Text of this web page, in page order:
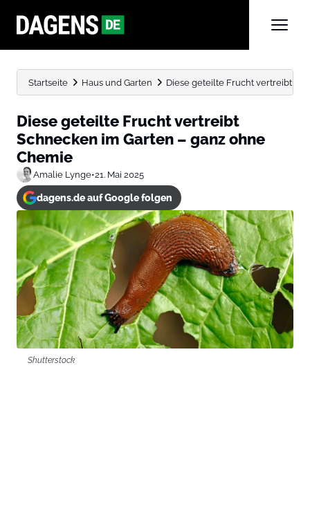
Startseite Haus und Garten Diese geteilte Frucht vertreibt
Diese geteilte Frucht vertreibt
Schnecken im Garten – ganz ohne
Chemie
Amalie Lynge•21. Mai 2025
dagens.de auf Google folgen
Shutterstock